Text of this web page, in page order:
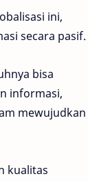
ini,
secara pasif.
bisa
informasi,
mewujudkan
kualitas